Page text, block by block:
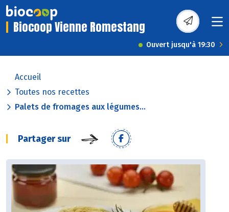
Biocoop Vienne Romestang
Ouvert jusqu'à 19:30
Accueil
Toutes nos recettes
Palets de fromages aux légumes...
Partager sur